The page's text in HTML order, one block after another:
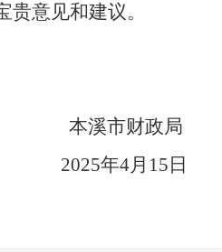
意见和建议。
本溪市财政局
2025年4月 15 日